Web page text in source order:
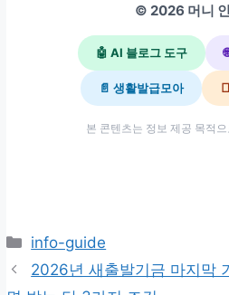
© 2026 머니
🤖 AI 블로그 도구
📄 생활발급모아
본 콘텐츠는 정보 제공 목적
카
테
info-guide
2026년 새출발기금 마지막